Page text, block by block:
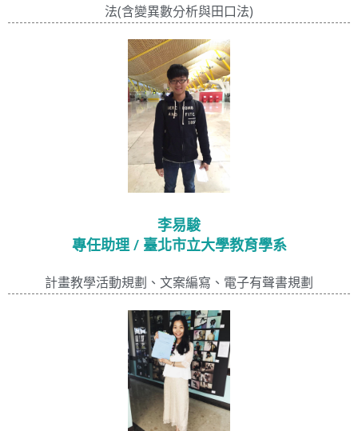
法(含變異數分析與田口法)
李易駿
專任助理 / 臺北市立大學教育學系
計畫教學活動規劃、文案編寫、電子有聲書規劃